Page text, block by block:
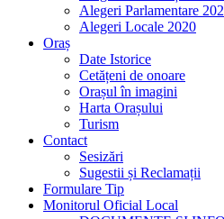
Alegeri Parlamentare
Alegeri Locale 2020
Oraș
Date Istorice
Cetățeni de onoare
Orașul în imagini
Harta Orașului
Turism
Contact
Sesizări
Sugestii și Reclamații
Formulare Tip
Monitorul Oficial Local